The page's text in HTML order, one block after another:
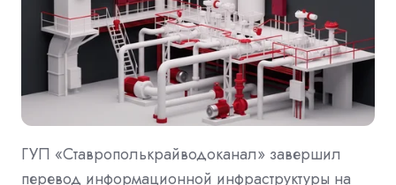
ГУП «Ставрополькрайводоканал» завершил
перевод информационной инфраструктуры на